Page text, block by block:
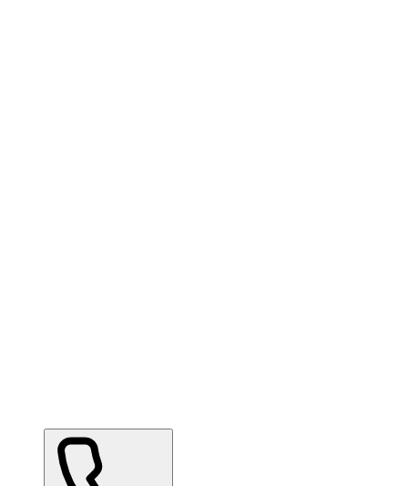
Ceramic Pro Care+på forespørsel